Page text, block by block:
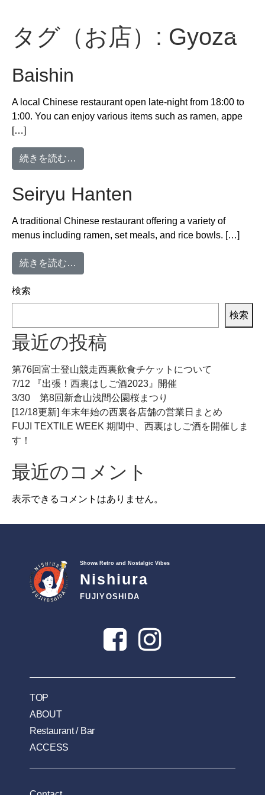
タグ（お店）: Gyoza
Baishin
A local Chinese restaurant open late-night from 18:00 to
1:00. You can enjoy various items such as ramen, appe
[…]
続きを読む…
Seiryu Hanten
A traditional Chinese restaurant offering a variety of
menus including ramen, set meals, and rice bowls. […]
続きを読む…
検索
検索
最近の投稿
第76回富士登山競走西裏飲食チケットについて
7/12 『出張！西裏はしご酒2023』開催
3/30 第8回新倉山浅間公園桜まつり
[12/18更新] 年末年始の西裏各店舗の営業日まとめ
FUJI TEXTILE WEEK 期間中、西裏はしご酒を開催しま
す！
最近のコメント
表示できるコメントはありません。
Showa Retro and Nostalgic Vibes
Nishiura
FUJIYOSHIDA
TOP
ABOUT
Restaurant / Bar
ACCESS